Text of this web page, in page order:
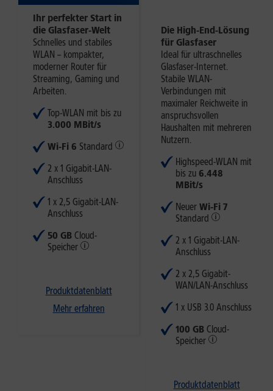
Ihr perfekter Start in
die Glasfaser-Welt
Schnelles und stabiles
WLAN – kompakter,
moderner Router für
Streaming, Gaming und
Arbeiten.
Top-WLAN mit bis zu
3.000 MBit/s
Wi-Fi 6 Standard
2 x 1 Gigabit-LAN-
Anschluss​
1 x 2,5 Gigabit-LAN-
Anschluss​
50 GB Cloud-
Speicher
Produktdatenblatt
Mehr erfahren
Die High-End-Lösung
für Glasfaser​
Ideal für ultraschnelles
Glasfaser-Internet.
Stabile WLAN-
Verbindungen mit
maximaler Reichweite in
anspruchsvollen
Haushalten mit mehreren
Nutzern.
Highspeed-WLAN mit
bis zu 6.448
MBit/s
Neuer Wi-Fi 7
Standard
2 x 1 Gigabit-LAN-
Anschluss​
2 x 2,5 Gigabit-
WAN/LAN-Anschluss
1 x USB 3.0 Anschluss​
100 GB Cloud-
Speicher
Produktdatenblatt